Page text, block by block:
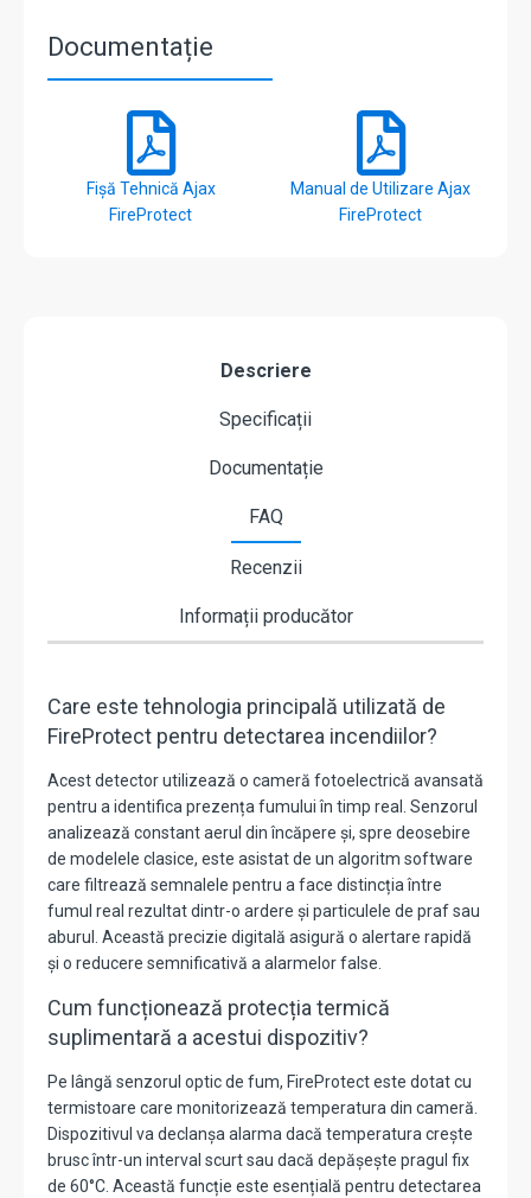
Documentație
Fișă Tehnică Ajax
FireProtect
Manual de Utilizare Ajax
FireProtect
Descriere
Specificații
Documentație
FAQ
Recenzii
Informații producător
Care este tehnologia principală utilizată de
FireProtect pentru detectarea incendiilor?
Acest detector utilizează o cameră fotoelectrică avansată
pentru a identifica prezența fumului în timp real. Senzorul
analizează constant aerul din încăpere și, spre deosebire
de modelele clasice, este asistat de un algoritm software
care filtrează semnalele pentru a face distincția între
fumul real rezultat dintr-o ardere și particulele de praf sau
aburul. Această precizie digitală asigură o alertare rapidă
și o reducere semnificativă a alarmelor false.
Cum funcționează protecția termică
suplimentară a acestui dispozitiv?
Pe lângă senzorul optic de fum, FireProtect este dotat cu
termistoare care monitorizează temperatura din cameră.
Dispozitivul va declanșa alarma dacă temperatura crește
brusc într-un interval scurt sau dacă depășește pragul fix
de 60°C. Această funcție este esențială pentru detectarea